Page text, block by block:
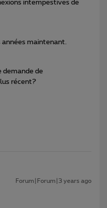
intempestives de
années maintenant.
demande de
récent?
Forum|Forum|3 years ago